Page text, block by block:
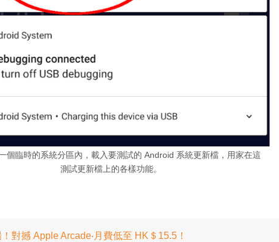
個臨時的系統分區內，載入要測試的 Android 系統更新檔，用家在這
測試更新檔上的各樣功能。
對撼 Apple Arcade‧月費低至 HK＄15.5！